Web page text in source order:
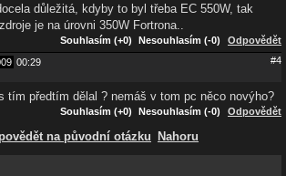
důležitá, kdyby to byl třeba EC 550W, tak
je na úrovni 350W Fortrona..
Souhlasím (+0) Nesouhlasím (-0) Odpovědět
00:29 #4
tím předtím dělal ? nemáš v tom pc něco novýho?
Souhlasím (+0) Nesouhlasím (-0) Odpovědět
na původní otázku Nahoru